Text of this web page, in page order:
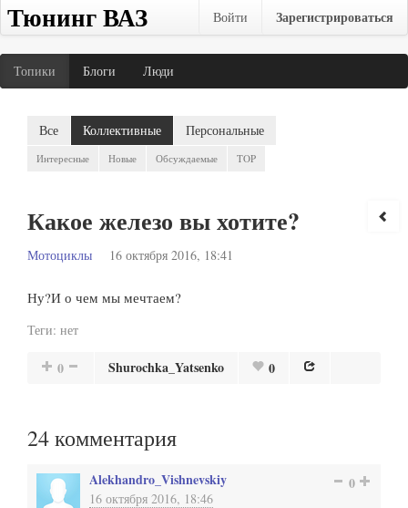
Тюнинг ВАЗ Войти Зарегистрироваться
Топики Блоги Люди
Все Коллективные Персональные
Интересные Новые Обсуждаемые TOP
Какое железо вы хотите?
Мотоциклы 16 октября 2016, 18:41
Ну?И о чем мы мечтаем?
Теги: нет
0 Shurochka_Yatsenko 0
24комментария
Alekhandro_Vishnevskiy
16 октября 2016, 18:46
0